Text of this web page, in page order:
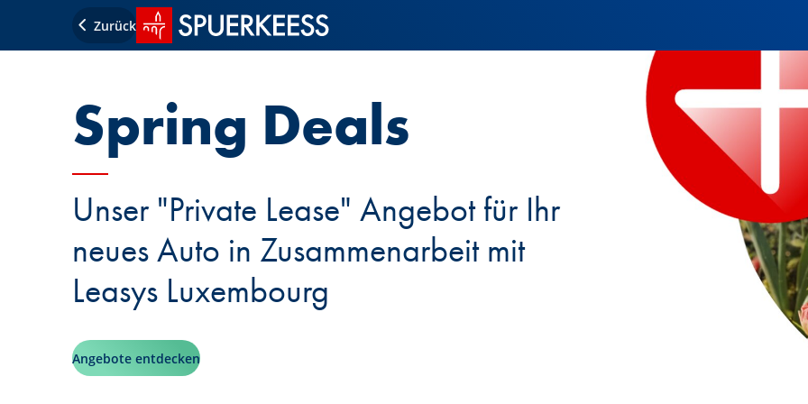
Zurück Startseite SPUERKEESS
Spring Deals
Unser "Private Lease" Angebot für Ihr
neues Auto in Zusammenarbeit mit
Leasys Luxembourg
Angebote entdecken